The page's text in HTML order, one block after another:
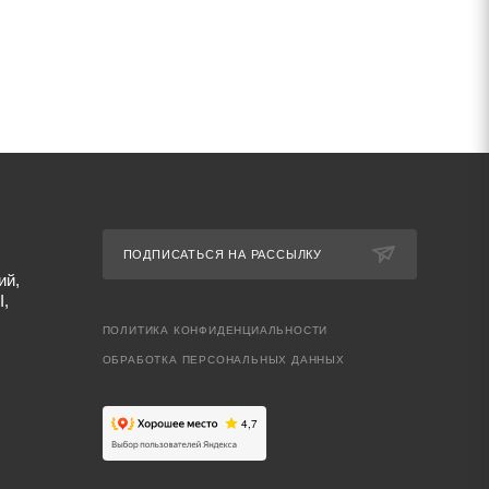
ПОДПИСАТЬСЯ НА РАССЫЛКУ
ПОЛИТИКА КОНФИДЕНЦИАЛЬНОСТИ
ОБРАБОТКА ПЕРСОНАЛЬНЫХ ДАННЫХ